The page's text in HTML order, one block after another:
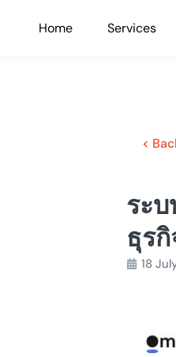
Home Services
<
ระ
ธุร
18